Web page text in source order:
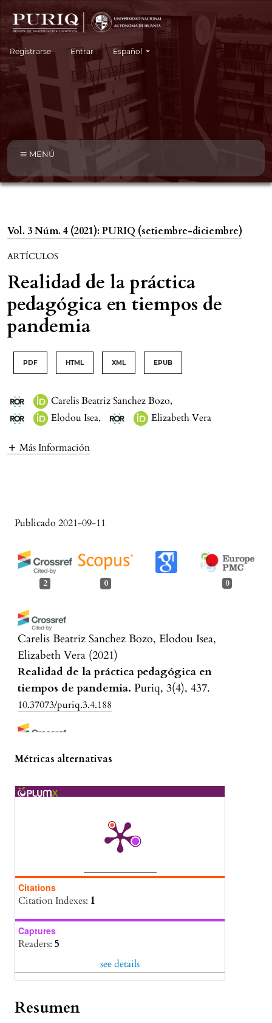
Registrarse Entrar Cambiar el idioma. El idioma actual es:
Español
MENÚ
Vol. 3 Núm. 4 (2021): PURIQ (setiembre-diciembre)
ARTÍCULOS
Realidad de la práctica
pedagógica en tiempos de
pandemia
PDF HTML XML EPUB
Carelis Beatriz Sanchez Bozo,
Elodou Isea, Elizabeth Vera
Más Información
Publicado 2021-09-11
2 0 0
Carelis Beatriz Sanchez Bozo, Elodou Isea,
Elizabeth Vera (2021)
Realidad de la práctica pedagógica en
tiempos de pandemia. Puriq, 3(4), 437.
10.37073/puriq.3.4.188
Lorena Cardona Alarcón, Gleiber Sepúlveda,
Pedagogía, práctica y literatura: territorializar
el mundo desde el artefacto pedagógico.
Enunciación, 28(2), 284.
10.14483/22486798.20512
Métricas alternativas
Citations
Citation Indexes: 1
Captures
Readers: 5
see details
Resumen